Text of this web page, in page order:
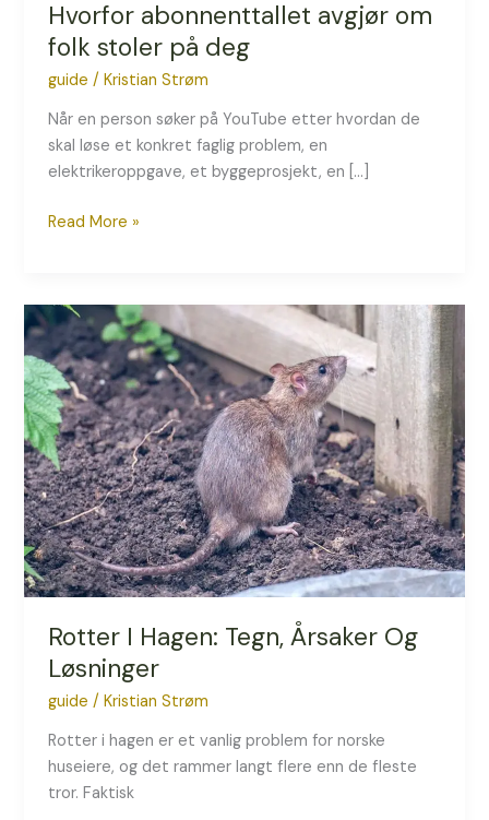
Hvorfor abonnenttallet avgjør om
folk stoler på deg
guide /Kristian Strøm
Når en person søker på YouTube etter hvordan de
skal løse et konkret faglig problem, en
elektrikeroppgave, et byggeprosjekt, en […]
Read More »
Rotter I Hagen: Tegn, Årsaker Og
Løsninger
guide /Kristian Strøm
Rotter i hagen er et vanlig problem for norske
huseiere, og det rammer langt flere enn de fleste
tror. Faktisk
Rotter
Hagen:
Tegn,
Årsaker
Og
Løsninger